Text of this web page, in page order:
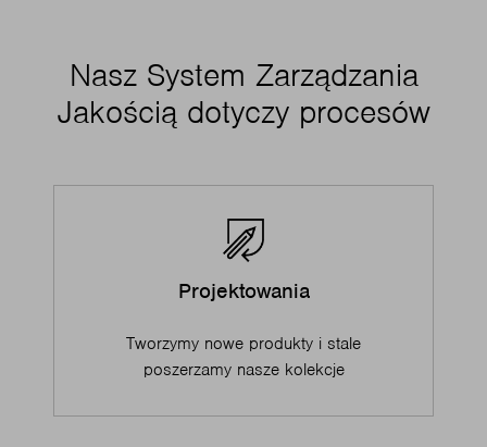
Nasz System Zarządzania
Jakością dotyczy procesów
Projektowania
Tworzymy nowe produkty i stale
poszerzamy nasze kolekcje